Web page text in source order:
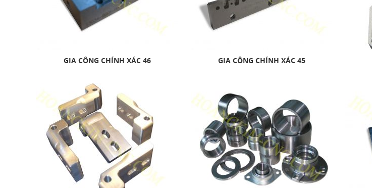
GIA CÔNG CHÍNH XÁC 46 GIA CÔNG CHÍNH XÁC 45